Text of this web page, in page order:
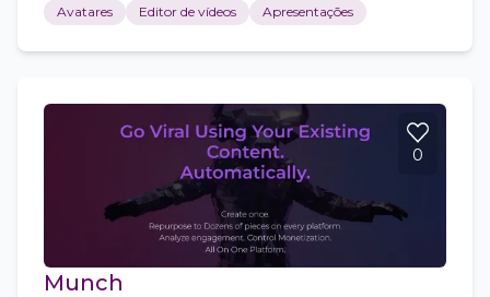
Avatares Editor de vídeos Apresentações
0
Munch